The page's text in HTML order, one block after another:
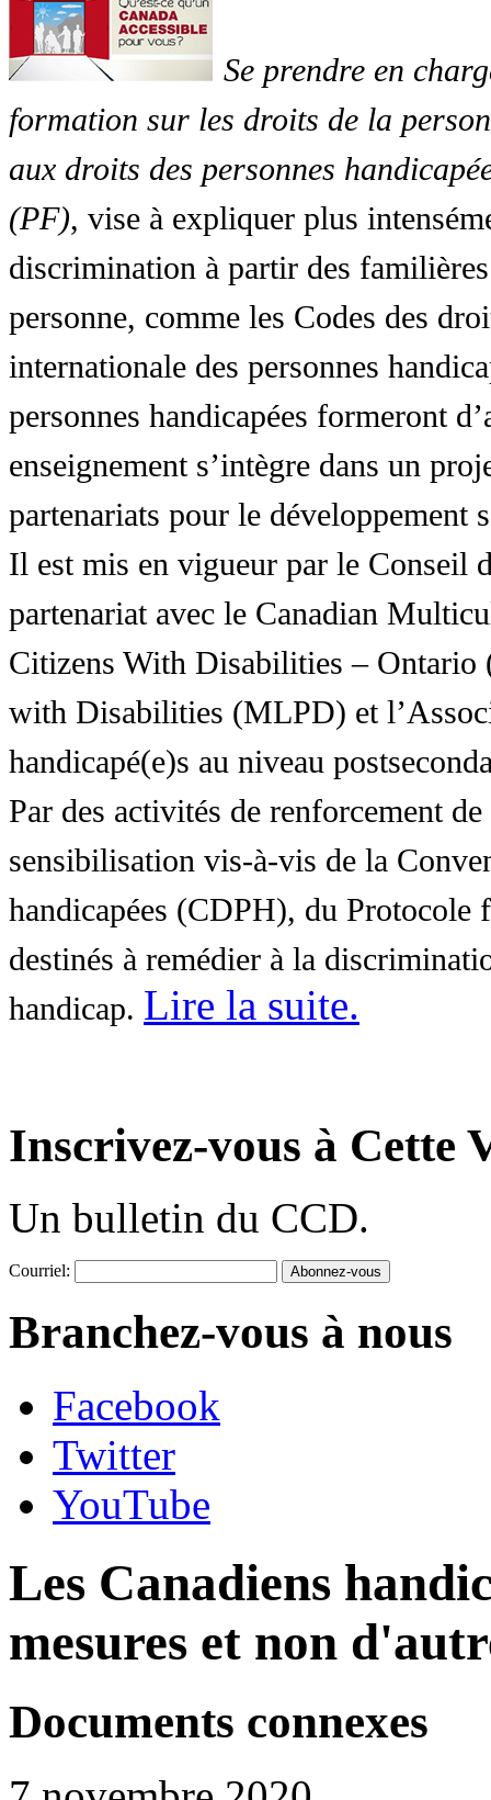
Se prendre en
formation sur les droits de la
aux droits des personnes
(PF), vise à expliquer plus
discrimination à partir des
personne, comme les Codes des
internationale des personnes
personnes handicapées formeront
enseignement s’intègre dans un
partenariats pour le développement
Il est mis en vigueur par le Conseil
partenariat avec le Canadian
Citizens With Disabilities – Ontario
with Disabilities (MLPD) et
handicapé(e)s au niveau
Par des activités de renforcement
sensibilisation vis-à-vis de la
handicapées (CDPH), du Protocole
destinés à remédier à la
handicap. Lire la suite.
Inscrivez-vous à Cette
Un bulletin du CCD.
Courriel:
Branchez-vous à nous
Facebook
Twitter
YouTube
Les Canadiens
mesures et non
Documents connexes